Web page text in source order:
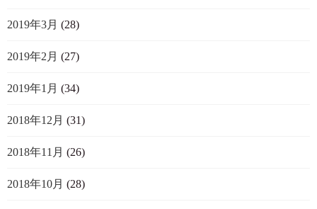
2019年3月 (28)
2019年2月 (27)
2019年1月 (34)
2018年12月 (31)
2018年11月 (26)
2018年10月 (28)